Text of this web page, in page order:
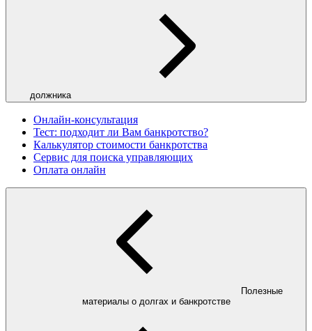
должника
Онлайн-консультация
Тест: подходит ли Вам банкротство?
Калькулятор стоимости банкротства
Сервис для поиска управляющих
Оплата онлайн
Полезные
материалы о долгах и банкротстве